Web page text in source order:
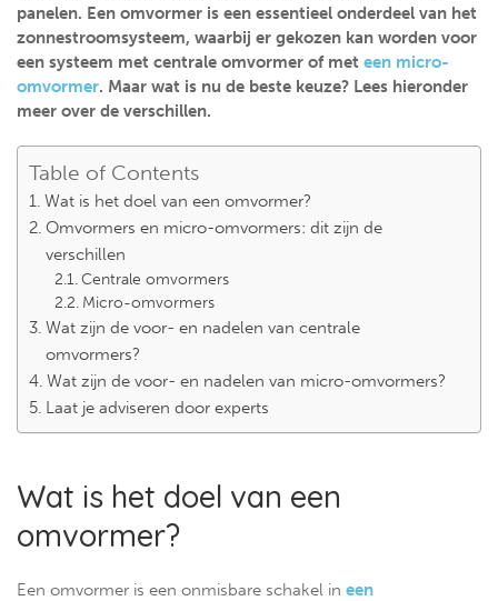
panelen. Een omvormer is een essentieel onderdeel van het
zonnestroomsysteem, waarbij er gekozen kan worden voor
een systeem met centrale omvormer of met een micro-
omvormer. Maar wat is nu de beste keuze? Lees hieronder
meer over de verschillen.
Table of Contents
Wat is het doel van een omvormer?
Omvormers en micro-omvormers: dit zijn de
verschillen
Centrale omvormers
Micro-omvormers
Wat zijn de voor- en nadelen van centrale
omvormers?
Wat zijn de voor- en nadelen van micro-omvormers?
Laat je adviseren door experts
Wat is het doel van een
omvormer?
Een omvormer is een onmisbare schakel in een